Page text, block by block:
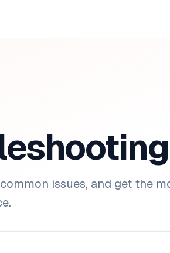
issues, and get the